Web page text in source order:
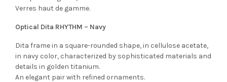
Verres haut de gamme.
Optical Dita RHYTHM – Navy
Dita frame in a square-rounded shape, in cellulose acetate,
in navy color, characterized by sophisticated materials and
details in golden titanium.
An elegant pair with refined ornaments.